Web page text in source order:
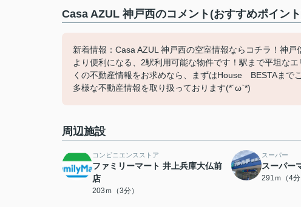
Casa AZUL 神戸西のコメント(おすすめポイン
新着情報：Casa AZUL 神戸西の空室情報ならコチラ！神
より便利になる、2駅利用可能な物件です！駅まで平坦な
くの不動産情報をお求めなら、まずはHouse BESTAまで
多様な不動産情報を取り扱っております(*´ω`*)
周辺施設
コンビニエンスストア
ファミリーマート 井上兵庫大仏前
店
203ｍ（3分）
スーパー
スーパー
291ｍ（4分